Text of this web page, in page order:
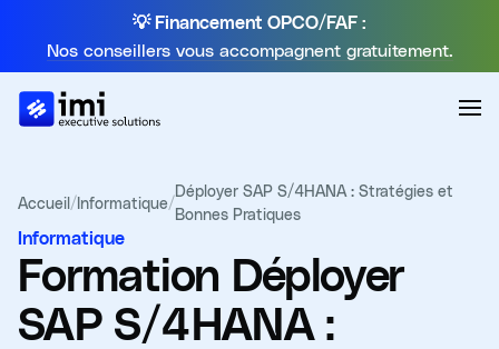
💡 Financement OPCO/FAF :
Nos conseillers vous accompagnent gratuitement.
Accueil/Informatique/
Déployer SAP S/4HANA : Stratégies et
Bonnes Pratiques
Informatique
Formation Déployer
SAP S/4HANA :